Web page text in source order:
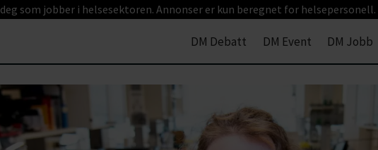
som jobber i helsesektoren. Annonser er kun beregnet for helsepersonell.
DM Debatt DM Event DM Jobb